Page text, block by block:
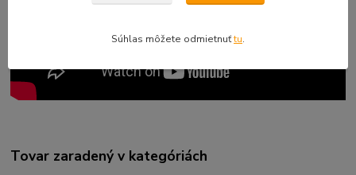
Tovar zaradený v kategóriách
Súhlas môžete odmietnuťtu.